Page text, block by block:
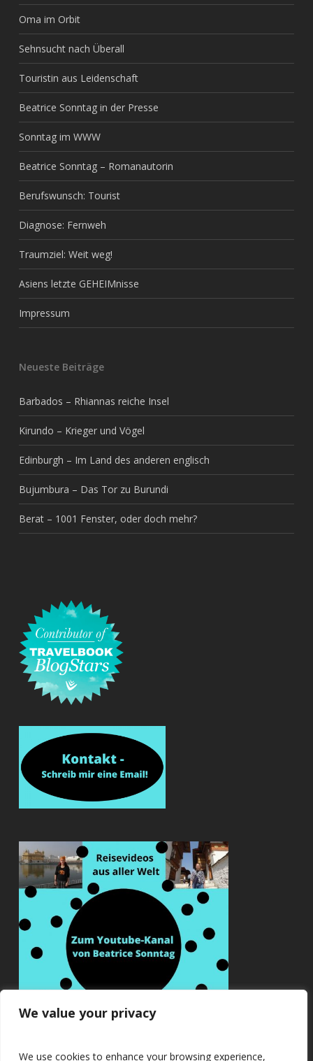
We value your privacy
We use cookies to enhance your browsing experience,
Oma im Orbit
Sehnsucht nach Überall
Touristin aus Leidenschaft
Beatrice Sonntag in der Presse
Sonntag im WWW
Beatrice Sonntag – Romanautorin
Berufswunsch: Tourist
Diagnose: Fernweh
Traumziel: Weit weg!
Asiens letzte GEHEIMnisse
Impressum
Neueste Beiträge
Barbados – Rhiannas reiche Insel
Kirundo – Krieger und Vögel
Edinburgh – Im Land des anderen englisch
Bujumbura – Das Tor zu Burundi
Berat – 1001 Fenster, oder doch mehr?